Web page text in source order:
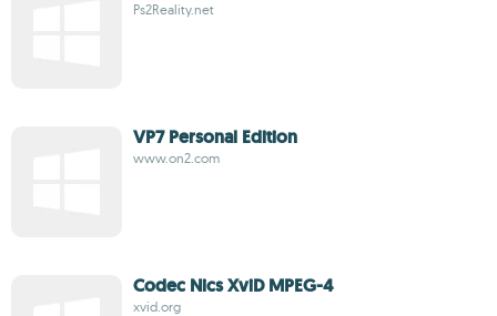
Ps2Reality.net
VP7 Personal Edition
www.on2.com
Codec Nics XviD MPEG-4
xvid.org